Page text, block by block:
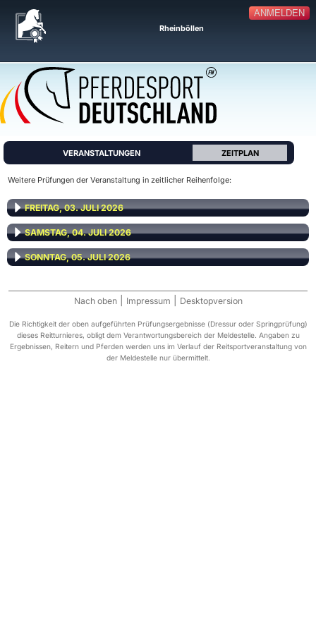
ANMELDEN
Rheinböllen
VERANSTALTUNGEN ZEITPLAN
Weitere Prüfungen der Veranstaltung in zeitlicher Reihenfolge:
FREITAG, 03. JULI 2026
SAMSTAG, 04. JULI 2026
SONNTAG, 05. JULI 2026
Nach oben Impressum Desktopversion
Die Richtigkeit der oben aufgeführten Prüfungsergebnisse (Dressur oder Springprüfung)
dieses Reitturnieres, obligt dem Verantwortungsbereich der Meldestelle. Angaben zu
Ergebnissen, Reitern und Pferden werden uns im Verlauf der Reitsportveranstaltung von
der Meldestelle nur übermittelt.